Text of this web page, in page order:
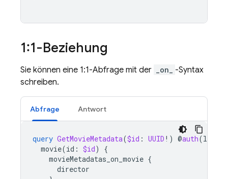
1:1-Beziehung
Sie können eine 1:1-Abfrage mit der _on_
-Syntax
schreiben.
Abfrage Antwort
query GetMovieMetadata($id : UUID !) @auth(level
movie(id : $id)
{
movieMetadatas_on_movie {
director